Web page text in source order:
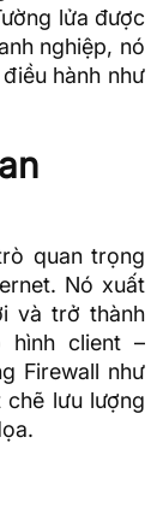
lửa được
nghiệp, nó
hành như
quan trọng
Nó xuất
và trở thành
hình client –
Firewall như
chẽ lưu lượng